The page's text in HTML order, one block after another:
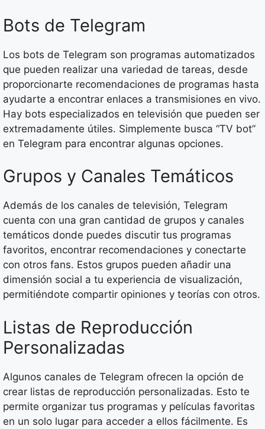
Bots de Telegram
Los bots de Telegram son programas automatizados
que pueden realizar una variedad de tareas, desde
proporcionarte recomendaciones de programas hasta
ayudarte a encontrar enlaces a transmisiones en vivo.
Hay bots especializados en televisión que pueden ser
extremadamente útiles. Simplemente busca “TV bot”
en Telegram para encontrar algunas opciones.
Grupos y Canales Temáticos
Además de los canales de televisión, Telegram
cuenta con una gran cantidad de grupos y canales
temáticos donde puedes discutir tus programas
favoritos, encontrar recomendaciones y conectarte
con otros fans. Estos grupos pueden añadir una
dimensión social a tu experiencia de visualización,
permitiéndote compartir opiniones y teorías con otros.
Listas de Reproducción
Personalizadas
Algunos canales de Telegram ofrecen la opción de
crear listas de reproducción personalizadas. Esto te
permite organizar tus programas y películas favoritas
en un solo lugar para acceder a ellos fácilmente. Es